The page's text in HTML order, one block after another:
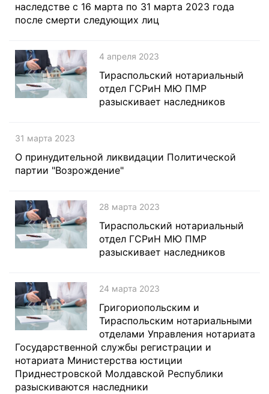
наследстве с 16 марта по 31 марта 2023 года
после смерти следующих лиц
4 апреля 2023
Тираспольский нотариальный
отдел ГСРиН МЮ ПМР
разыскивает наследников
31 марта 2023
О принудительной ликвидации Политической
партии "Возрождение"
28 марта 2023
Тираспольский нотариальный
отдел ГСРиН МЮ ПМР
разыскивает наследников
24 марта 2023
Григориопольским и
Тираспольским нотариальными
отделами Управления нотариата
Государственной службы регистрации и
нотариата Министерства юстиции
Приднестровской Молдавской Республики
разыскиваются наследники